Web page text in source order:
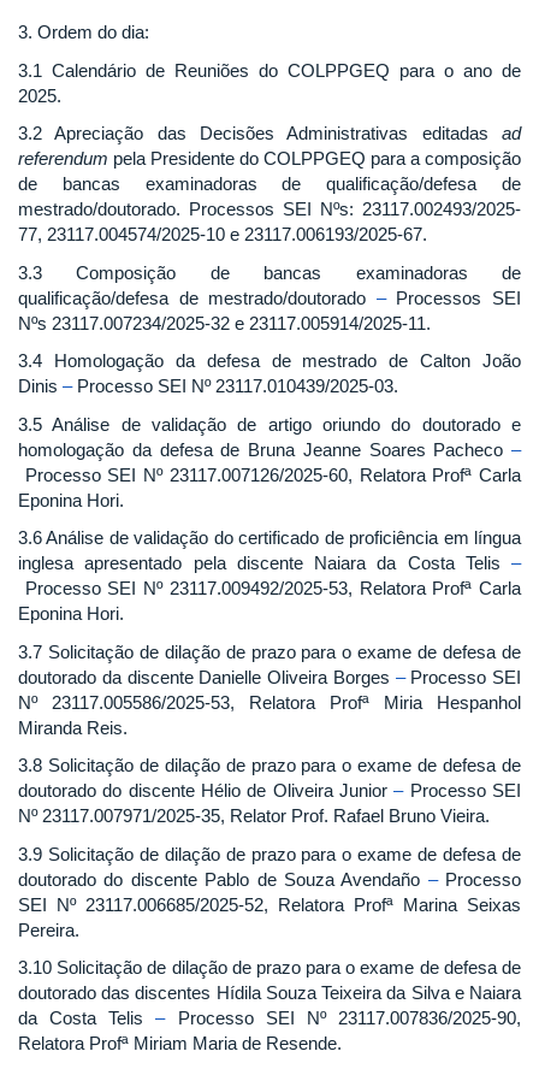
3. Ordem do dia:
3.1 Calendário de Reuniões do COLPPGEQ para o ano de
2025.
3.2 Apreciação das Decisões Administrativas editadas ad
referendum pela Presidente do COLPPGEQ para a composição
de bancas examinadoras de qualificação/defesa de
mestrado/doutorado. Processos SEI Nºs: 23117.002493/2025-
77, 23117.004574/2025-10 e 23117.006193/2025-67.
3.3 Composição de bancas examinadoras de
qualificação/defesa de mestrado/doutorado – Processos SEI
Nºs 23117.007234/2025-32 e 23117.005914/2025-11.
3.4 Homologação da defesa de mestrado de Calton João
Dinis –Processo SEI Nº 23117.010439/2025-03.
3.5 Análise de validação de artigo oriundo do doutorado e
homologação da defesa de Bruna Jeanne Soares Pacheco –
Processo SEI Nº 23117.007126/2025-60, Relatora Profª Carla
Eponina Hori.
3.6 Análise de validação do certificado de proficiência em língua
inglesa apresentado pela discente Naiara da Costa Telis –
Processo SEI Nº 23117.009492/2025-53, Relatora Profª Carla
Eponina Hori.
3.7 Solicitação de dilação de prazo para o exame de defesa de
doutorado da discente Danielle Oliveira Borges – Processo SEI
Nº 23117.005586/2025-53, Relatora Profª Miria Hespanhol
Miranda Reis.
3.8 Solicitação de dilação de prazo para o exame de defesa de
doutorado do discente Hélio de Oliveira Junior– Processo SEI
Nº 23117.007971/2025-35, Relator Prof. Rafael Bruno Vieira.
3.9 Solicitação de dilação de prazo para o exame de defesa de
doutorado do discente Pablo de Souza Avendaño – Processo
SEI Nº 23117.006685/2025-52, Relatora Profª Marina Seixas
Pereira.
3.10 Solicitação de dilação de prazo para o exame de defesa de
doutorado das discentes Hídila Souza Teixeira da Silva e Naiara
da Costa Telis– Processo SEI Nº 23117.007836/2025-90,
Relatora Profª Miriam Maria de Resende.